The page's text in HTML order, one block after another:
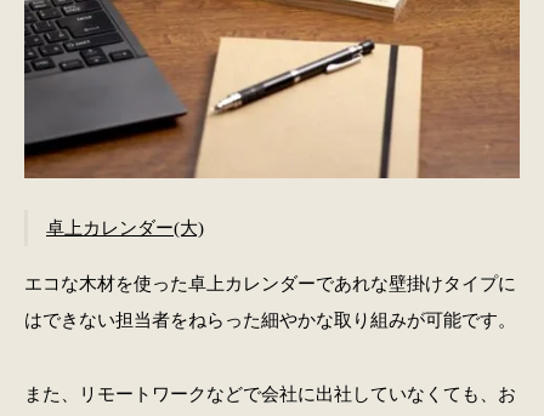
卓上カレンダー(大)
エコな木材を使った卓上カレンダーであれな壁掛けタイプに
はできない担当者をねらった細やかな取り組みが可能です。
また、リモートワークなどで会社に出社していなくても、お